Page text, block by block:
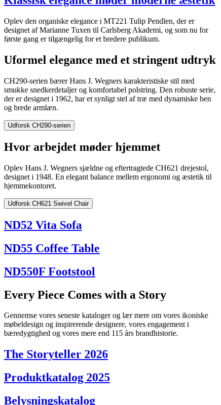
Oplev den organiske elegance i MT221 Tulip Pendlen, der er
designet af Marianne Tuxen til Carlsberg Akademi, og som nu for
første gang er tilgængelig for et bredere publikum.
Uformel elegance med et stringent udtryk
CH290-serien bærerHans J. Wegners karakteristiske stil med
smukke snedkerdetaljer og komfortabel polstring. Den robuste serie,
der erdesignet i 1962, haret synligt stel af træ med dynamiske ben
og brede armlæn.
Udforsk CH290-serien
Hvor arbejdet møder hjemmet
Oplev Hans J. Wegners sjældne og eftertragtede CH621 drejestol,
designet i 1948. En elegant balance mellem ergonomi og æstetik til
hjemmekontoret.
Udforsk CH621 Swivel Chair
ND52 Vita Sofa
ND55 Coffee Table
ND550F Footstool
Every Piece Comes with a Story
Gennemse vores seneste kataloger og lær mere om vores ikoniske
møbeldesign og inspirerende designere, vores engagement i
bæredygtighed og vores mere end 115 års brandhistorie.
The Storyteller 2026
Produktkatalog 2025
Belysningskatalog